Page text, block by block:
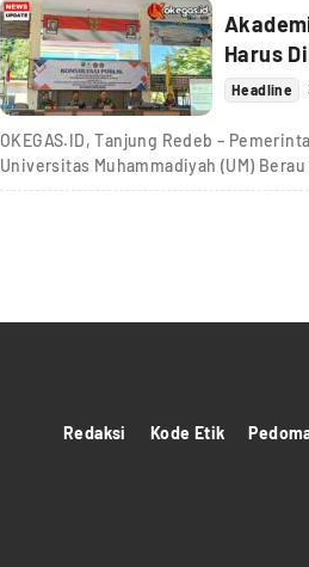
Harus
Headline
OKEGAS.ID, Tanjung Redeb –
Universitas Muhammadiyah (UM)
Redaksi Kode Etik